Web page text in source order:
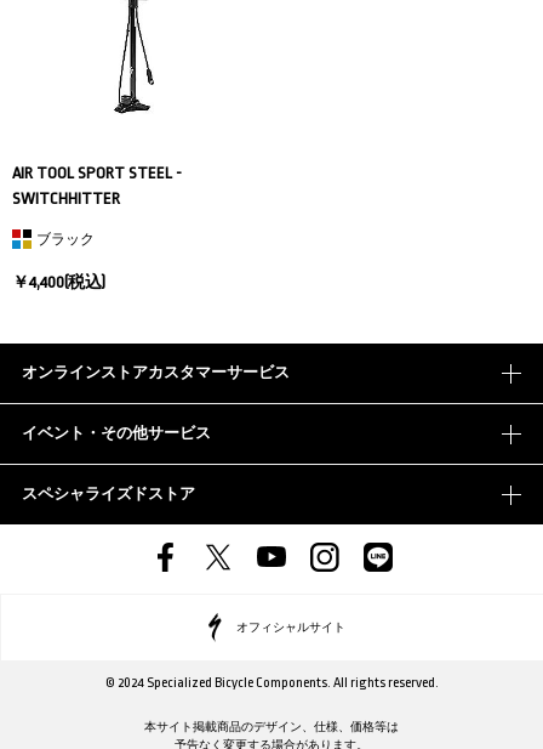
AIR TOOL SPORT STEEL -
SWITCHHITTER
ブラック
￥4,400(税込)
オンラインストアカスタマーサービス
イベント・その他サービス
スペシャライズドストア
オフィシャルサイト
© 2024 Specialized Bicycle Components. All rights reserved.
本サイト掲載商品のデザイン、仕様、価格等は
予告なく変更する場合があります。